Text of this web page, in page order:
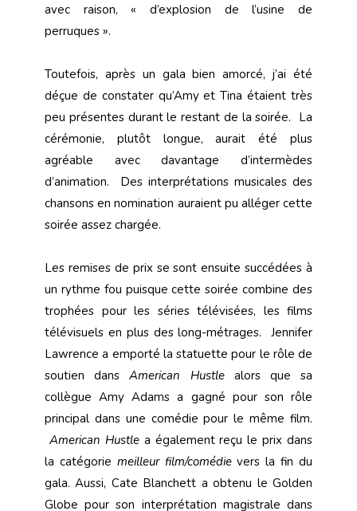
avec raison, « d’explosion de l’usine de
perruques ».
Toutefois, après un gala bien amorcé, j’ai été
déçue de constater qu’Amy et Tina étaient très
peu présentes durant le restant de la soirée. La
cérémonie, plutôt longue, aurait été plus
agréable avec davantage d’intermèdes
d’animation. Des interprétations musicales des
chansons en nomination auraient pu alléger cette
soirée assez chargée.
Les remises de prix se sont ensuite succédées à
un rythme fou puisque cette soirée combine des
trophées pour les séries télévisées, les films
télévisuels en plus des long-métrages. Jennifer
Lawrence a emporté la statuette pour le rôle de
soutien dansAmerican Hustlealors que sa
collègue Amy Adams a gagné pour son rôle
principal dans une comédie pour le même film.
American Hustlea également reçu le prix dans
la catégorie meilleur film/comédievers la fin du
gala. Aussi, Cate Blanchett a obtenu le Golden
Globe pour son interprétation magistrale dans